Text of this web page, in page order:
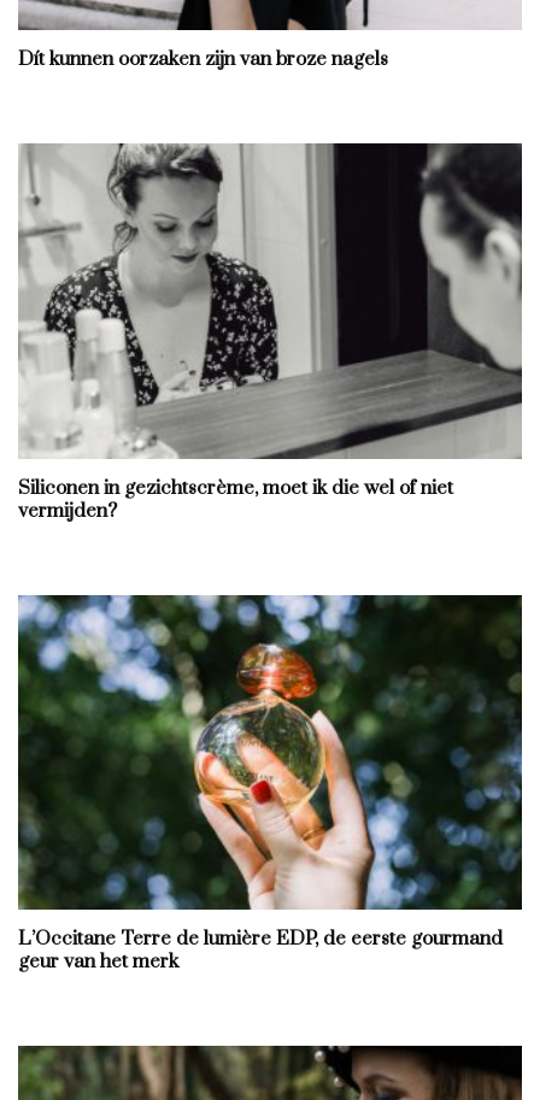
Dít kunnen oorzaken zijn van broze nagels
Siliconen in gezichtscrème, moet ik die wel of niet
vermijden?
L’Occitane Terre de lumière EDP, de eerste gourmand
geur van het merk